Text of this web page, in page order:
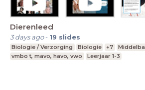
Dierenleed
3 days ago- 19 slides
Biologie / Verzorging Biologie +7
vmbo t, mavo, havo, vwo
Leerjaar 1-3